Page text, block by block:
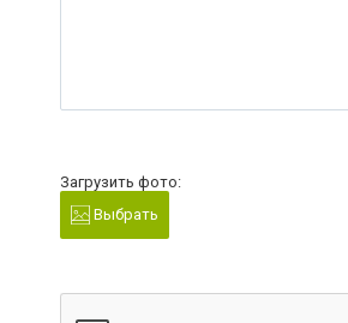
Загрузить фото:
Выбрать